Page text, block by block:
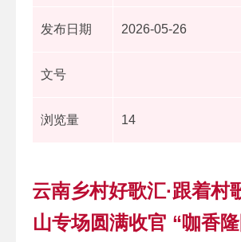
发布日期 2026-05-26
文号
浏览量 14
云南乡村好歌汇·跟着村
山专场圆满收官 “咖香